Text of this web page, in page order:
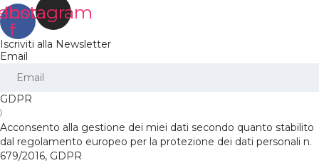
f
Instagram
Iscriviti alla Newsletter
Email
GDPR
Acconsento alla gestione dei miei dati secondo quanto stabilito
dal regolamento europeo per la protezione dei dati personali n.
679/2016, GDPR